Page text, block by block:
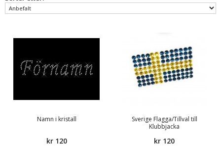
Namn i kristall
kr 120
Sverige Flagga/Tillval till
Klubbjacka
kr 120